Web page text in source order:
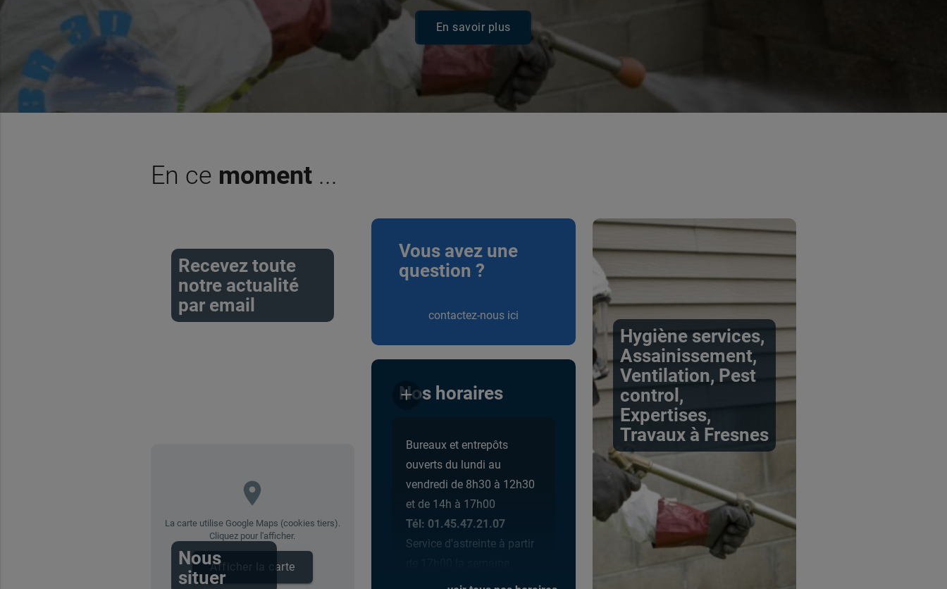
En savoir plus
En ce moment...
Recevez toute
notre actualité
par email
place
La carte utilise Google Maps (cookies tiers).
Cliquez pour l'afficher.
Afficher la carte
Nous
situer
Vous avez une
question ?
contactez-nous ici
Nos horaires
Bureaux et entrepôts
ouverts du lundi au
vendredi de 8h30 à 12h30
et de 14h à 17h00
Tél: 01.45.47.21.07
Service d'astreinte à partir
jusqu'à 8h0 du matin,
add
Hygiène services,
Assainissement,
Ventilation, Pest
control,
Expertises,
Travaux à Fresnes